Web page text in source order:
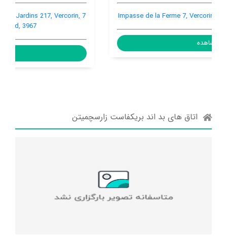
7 rue des Champs Fleuris Batterie des Jardins 217, Vercorin,
مشاهده
اتاق های بد اند بریکفاست زارسچمیتن